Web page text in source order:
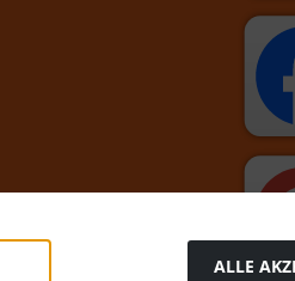
ALLE